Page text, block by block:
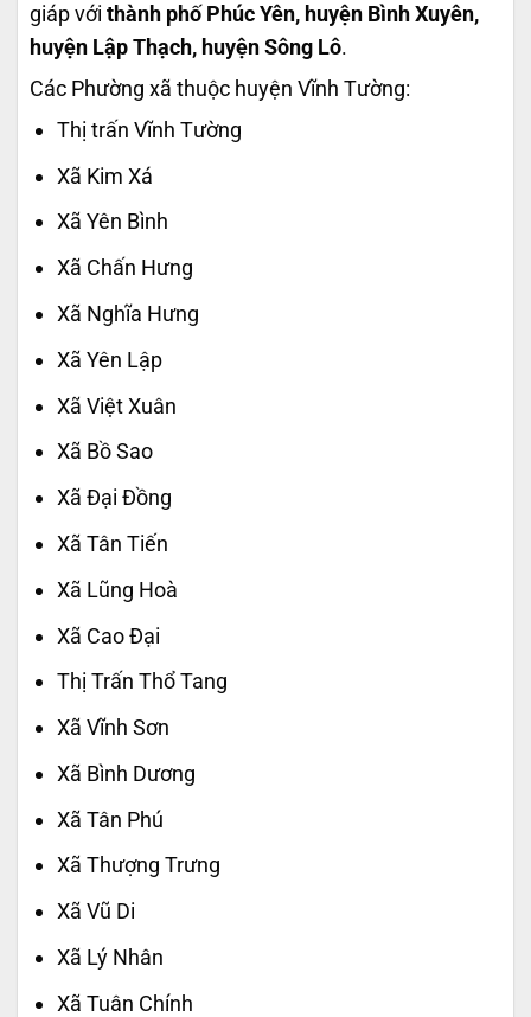
giáp với thành phố Phúc Yên, huyện Bình Xuyên,
huyện Lập Thạch, huyện Sông Lô.
Các Phường xã thuộc huyện Vĩnh Tường:
Thị trấn Vĩnh Tường
Xã Kim Xá
Xã Yên Bình
Xã Chấn Hưng
Xã Nghĩa Hưng
Xã Yên Lập
Xã Việt Xuân
Xã Bồ Sao
Xã Đại Đồng
Xã Tân Tiến
Xã Lũng Hoà
Xã Cao Đại
Thị Trấn Thổ Tang
Xã Vĩnh Sơn
Xã Bình Dương
Xã Tân Phú
Xã Thượng Trưng
Xã Vũ Di
Xã Lý Nhân
Xã Tuân Chính